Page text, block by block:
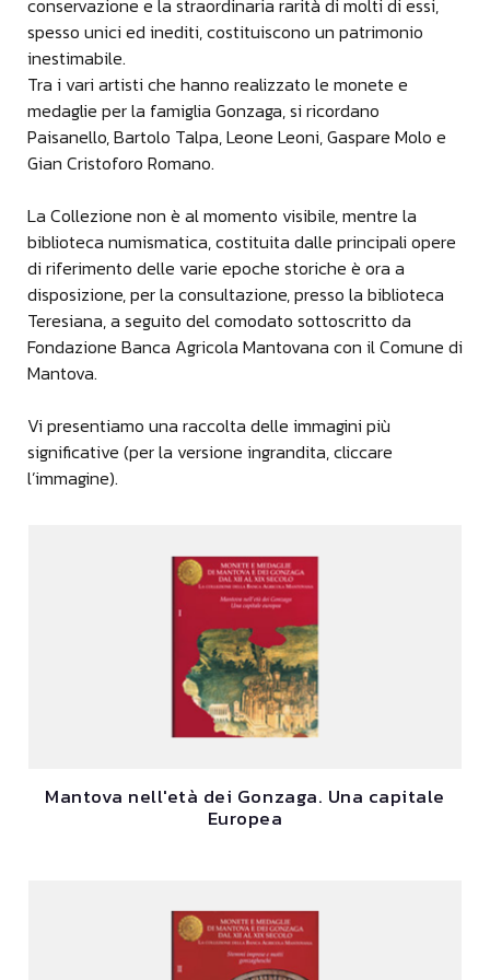
conservazione e la straordinaria rarità di molti di essi,
spesso unici ed inediti, costituiscono un patrimonio
inestimabile.
Tra i vari artisti che hanno realizzato le monete e
medaglie per la famiglia Gonzaga, si ricordano
Paisanello, Bartolo Talpa, Leone Leoni, Gaspare Molo e
Gian Cristoforo Romano.
La Collezione non è al momento visibile, mentre la
biblioteca numismatica, costituita dalle principali opere
di riferimento delle varie epoche storiche è ora a
disposizione, per la consultazione, presso la biblioteca
Teresiana, a seguito del comodato sottoscritto da
Fondazione Banca Agricola Mantovana con il Comune di
Mantova.
Vi presentiamo una raccolta delle immagini più
significative (per la versione ingrandita, cliccare
l’immagine).
Mantova nell'età dei Gonzaga. Una capitale
Europea